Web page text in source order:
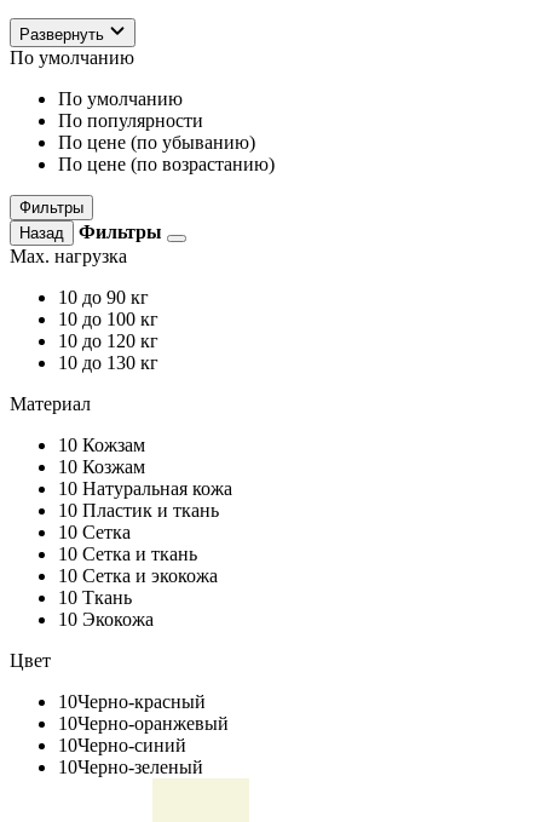
Развернуть
По умолчанию
По умолчанию
По популярности
По цене (по убыванию)
По цене (по возрастанию)
Фильтры
Назад
Фильтры
Max. нагрузка
10 до 90 кг
10 до 100 кг
10 до 120 кг
10 до 130 кг
Материал
10 Кожзам
10 Козжам
10 Натуральная кожа
10 Пластик и ткань
10 Сетка
10 Сетка и ткань
10 Сетка и экокожа
10 Ткань
10 Экокожа
Цвет
10Черно-красный
10Черно-оранжевый
10Черно-синий
10Черно-зеленый